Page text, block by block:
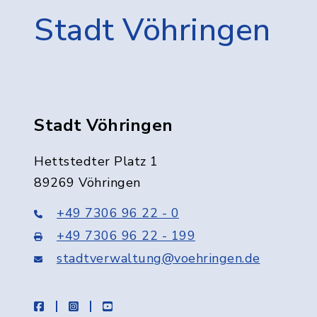
Stadt Vöhringen
Stadt Vöhringen
Hettstedter Platz 1
89269 Vöhringen
+49 7306 96 22 - 0
+49 7306 96 22 - 199
stadtverwaltung@voehringen.de
facebookinstagramyoutube